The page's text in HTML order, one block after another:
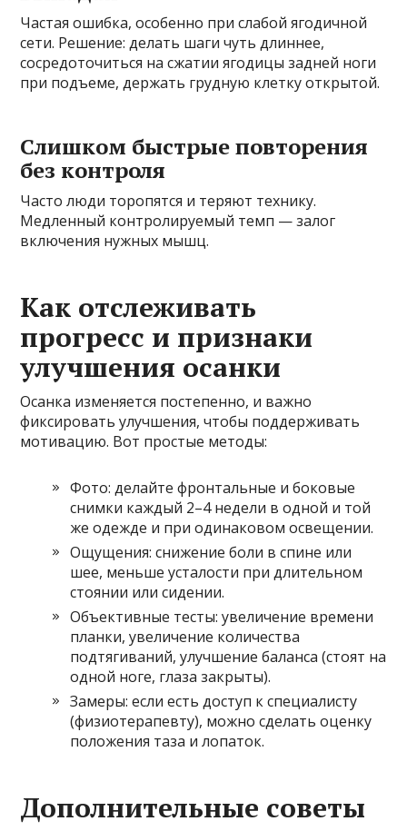
Частая ошибка, особенно при слабой ягодичной
сети. Решение: делать шаги чуть длиннее,
сосредоточиться на сжатии ягодицы задней ноги
при подъеме, держать грудную клетку открытой.
Слишком быстрые повторения
без контроля
Часто люди торопятся и теряют технику.
Медленный контролируемый темп — залог
включения нужных мышц.
Как отслеживать
прогресс и признаки
улучшения осанки
Осанка изменяется постепенно, и важно
фиксировать улучшения, чтобы поддерживать
мотивацию. Вот простые методы:
Фото: делайте фронтальные и боковые
снимки каждый 2–4 недели в одной и той
же одежде и при одинаковом освещении.
Ощущения: снижение боли в спине или
шее, меньше усталости при длительном
стоянии или сидении.
Объективные тесты: увеличение времени
планки, увеличение количества
подтягиваний, улучшение баланса (стоят на
одной ноге, глаза закрыты).
Замеры: если есть доступ к специалисту
(физиотерапевту), можно сделать оценку
положения таза и лопаток.
Дополнительные советы